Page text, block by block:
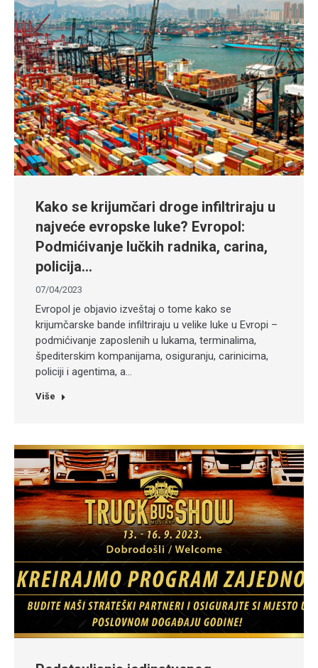
Kako se krijumčari droge infiltriraju u
najveće evropske luke? Evropol:
Podmićivanje lučkih radnika, carina,
policija…
07/04/2023
Evropol je objavio izveštaj o tome kako se
krijumčarske bande infiltriraju u velike luke u Evropi –
podmićivanje zaposlenih u lukama, terminalima,
špediterskim kompanijama, osiguranju, carinicima,
policiji i agentima, a…
Više